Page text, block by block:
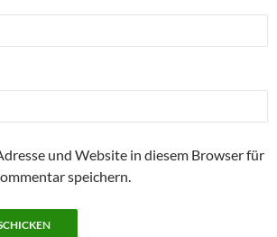
und Website in diesem Browser für
speichern.